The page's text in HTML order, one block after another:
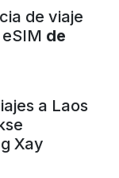
de viaje
de
a Laos
Xay